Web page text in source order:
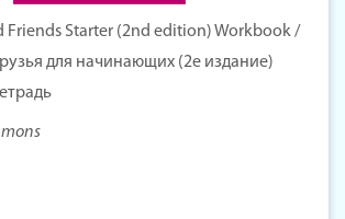
Friends Starter (2nd edition) Workbook /
для начинающих (2е издание)